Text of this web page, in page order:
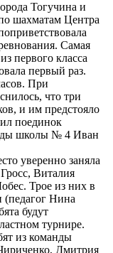
Тогучина и
шахматам Центра
Самая
первого класса
первый раз.
При
что три
и им предстояло
поединок
школы № 4 Иван
уверенно заняла
Виталия
Трое из них в
(педагог Нина
будут
турнире.
из команды
Дмитрия